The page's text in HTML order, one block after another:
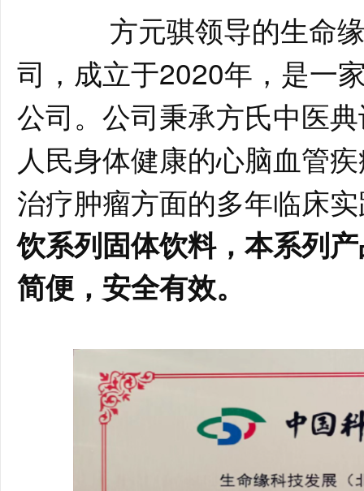
方元骐领导的生命
司，成立于2020年，是一
公司。公司秉承方氏中医
人民身体健康的心脑血管
治疗肿瘤方面的多年临床
饮系列固体饮料，本系列
简便，安全有效。